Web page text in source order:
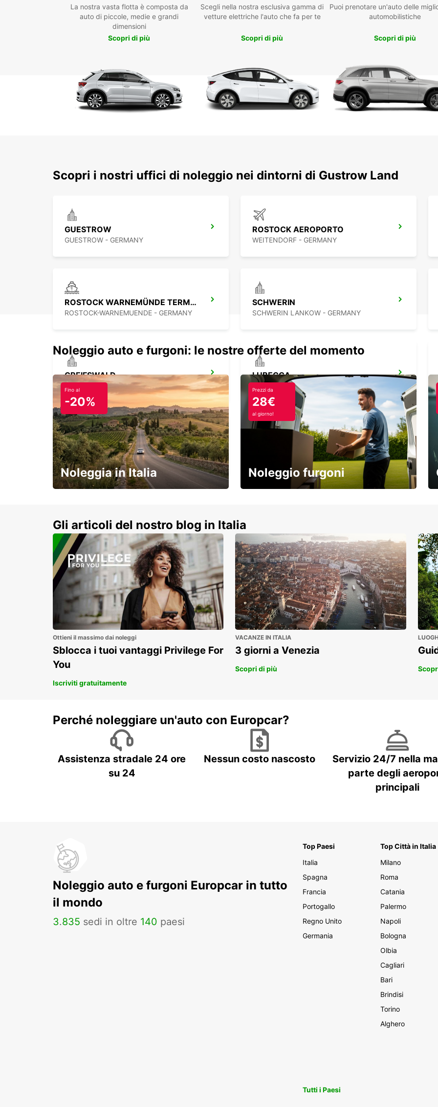
tratti
mai
La nostra vasta flotta è composta da
auto di piccole, medie e grandi
dimensioni
Scopri di più
Scegli nella nostra esclusiva gamma di
vetture elettriche l'auto che fa per te
Scopri di più
Puoi prenotare un'auto delle
automobilistiche
Scopri di più
Scopri i nostri uffici di noleggio nei dintorni di Gustrow Land
GUESTROW
GUESTROW - GERMANY
ROSTOCK AEROPORTO
WEITENDORF - GERMANY
ROSTOCK WARNEMÜNDE TERMINAL CROCIERE
ROSTOCK-WARNEMUENDE - GERMANY
SCHWERIN
SCHWERIN LANKOW - GERMANY
GREIFSWALD
GREIFSWALD - GERMANY
LUBECCA
LUEBECK - GERMANY
HAMBURG BERGEDORF NEW FROM 1 10 26
HAMBURG - GERMANY
Noleggio auto e furgoni: le nostre offerte del momento
Fino al
-20%
Noleggia in Italia
Prezzi da
28€
al giorno!
Noleggio furgoni
Gli articoli del nostro blog in Italia
Ottieni il massimo dai noleggi
Sblocca i tuoi vantaggi Privilege For
You
Iscriviti gratuitamente
VACANZE IN ITALIA
3 giorni a Venezia
Scopri di più
Perché noleggiare un'auto con Europcar?
Assistenza stradale 24 ore
su 24
Nessun costo nascosto
Servizio 24/7 nella
parte degli
principali
Noleggio auto e furgoni Europcar in tutto
il mondo
3.835 sedi in oltre 140 paesi
Top Paesi
Italia
Spagna
Francia
Portogallo
Regno Unito
Germania
Top Città in Italia
Milano
Roma
Catania
Palermo
Napoli
Bologna
Olbia
Cagliari
Bari
Brindisi
Torino
Alghero
Tutti i Paesi